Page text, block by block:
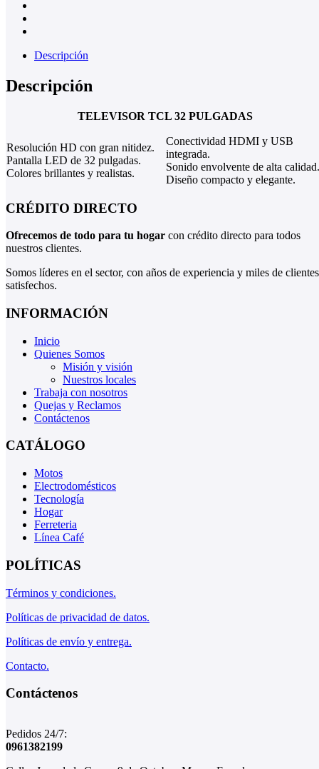
Descripción
Descripción
TELEVISOR TCL 32 PULGADAS
Resolución HD con gran nitidez.
Pantalla LED de 32 pulgadas.
Colores brillantes y realistas.
Conectividad HDMI y USB
integrada.
Sonido envolvente de alta calidad.
Diseño compacto y elegante.
CRÉDITO DIRECTO
Ofrecemos de todo para tu hogar con crédito directo para todos
nuestros clientes.
Somos líderes en el sector, con años de experiencia y miles de clientes
satisfechos.
INFORMACIÓN
Inicio
Quienes Somos
Misión y visión
Nuestros locales
Trabaja con nosotros
Quejas y Reclamos
Contáctenos
CATÁLOGO
Motos
Electrodomésticos
Tecnología
Hogar
Ferreteria
Línea Café
POLÍTICAS
Términos y condiciones.
Políticas de privacidad de datos.
Políticas de envío y entrega.
Contacto.
Contáctenos
Pedidos 24/7:
0961382199